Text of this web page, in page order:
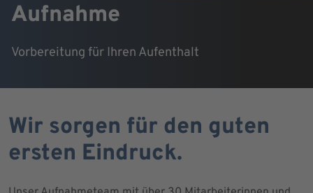
Aufnahme
Vorbereitung für Ihren Aufenthalt
Wir sorgen für den guten
ersten Eindruck.